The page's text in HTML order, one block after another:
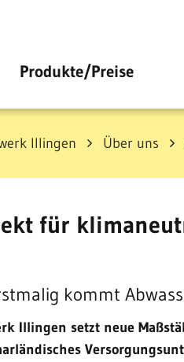
Produkte/Preise
Illingen Über uns
für
kommt
Illingen setzt neue